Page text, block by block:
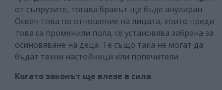
от съпрузите, тогава бракът ще бъде анулиран.
Освен това по отношение на лицата, които преди
това са променили пола, се установява забрана за
осиновяване на деца. Те също така не могат да
бъдат техни настойници или попечители.
Когато законът ще влезе в сила